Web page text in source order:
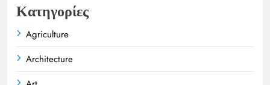
Κατηγορίες
Agriculture
Architecture